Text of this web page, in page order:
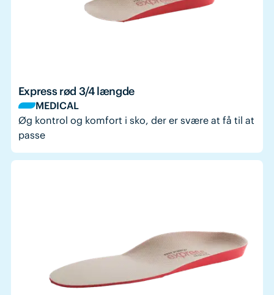
Express rød 3/4 længde
MEDICAL
Øg kontrol og komfort i sko, der er svære at få til at
passe